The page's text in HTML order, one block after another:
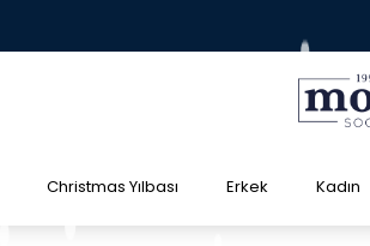
Christmas Yılbası Erkek Kadın